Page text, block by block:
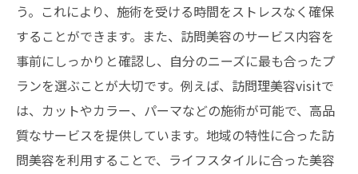
う。これにより、施術を受ける時間をストレスなく確保
することができます。また、訪問美容のサービス内容を
事前にしっかりと確認し、自分のニーズに最も合ったプ
ランを選ぶことが大切です。例えば、訪問理美容visitで
は、カットやカラー、パーマなどの施術が可能で、高品
質なサービスを提供しています。地域の特性に合った訪
問美容を利用することで、ライフスタイルに合った美容